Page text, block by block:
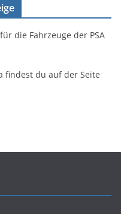
die Fahrzeuge der PSA
findest du auf der Seite